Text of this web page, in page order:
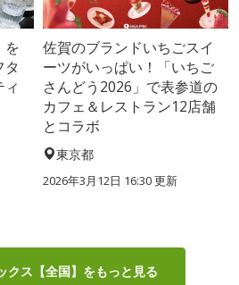
を
タ
佐賀のブランドいちごスイ
ーツがいっぱい！「いちご
さんどう2026」で表参道の
カフェ＆レストラン12店舗
とコラボ
東京都
2026年3月12日 16:30 更新
クス【全国】をもっと見る